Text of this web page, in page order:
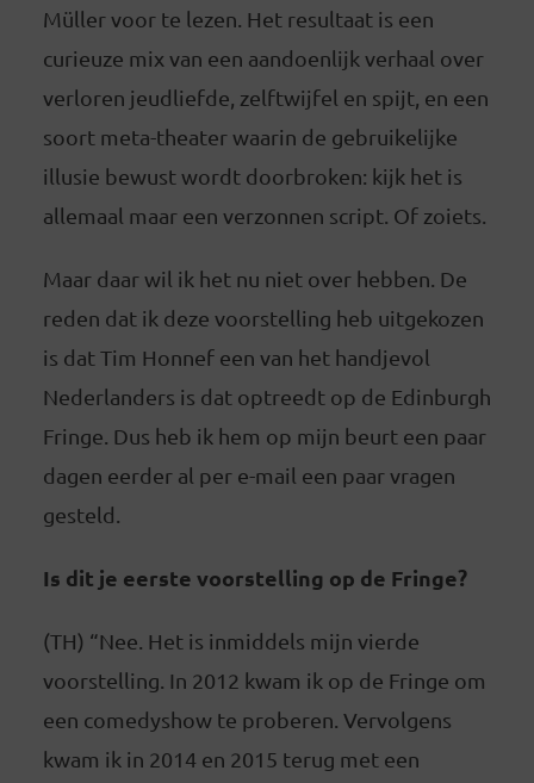
Müller voor te lezen. Het resultaat is een
curieuze mix van een aandoenlijk verhaal over
verloren jeudliefde, zelftwijfel en spijt, en een
soort meta-theater waarin de gebruikelijke
illusie bewust wordt doorbroken: kijk het is
allemaal maar een verzonnen script. Of zoiets.
Maar daar wil ik het nu niet over hebben. De
reden dat ik deze voorstelling heb uitgekozen
is dat Tim Honnef een van het handjevol
Nederlanders is dat optreedt op de Edinburgh
Fringe. Dus heb ik hem op mijn beurt een paar
dagen eerder al per e-mail een paar vragen
gesteld.
Is dit je eerste voorstelling op de Fringe?
(TH) “Nee. Het is inmiddels mijn vierde
voorstelling. In 2012 kwam ik op de Fringe om
een comedyshow te proberen. Vervolgens
kwam ik in 2014 en 2015 terug met een